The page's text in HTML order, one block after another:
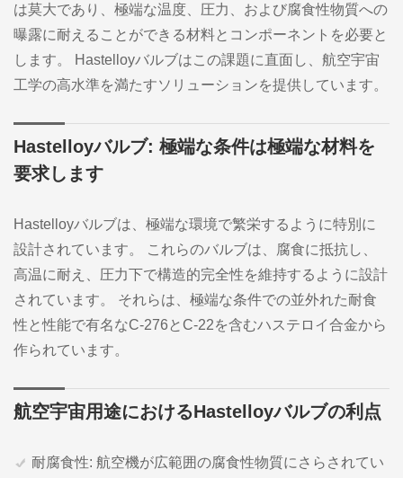
は莫大であり、極端な温度、圧力、および腐食性物質への
曝露に耐えることができる材料とコンポーネントを必要と
します。 Hastelloyバルブはこの課題に直面し、航空宇宙
工学の高水準を満たすソリューションを提供しています。
Hastelloyバルブ: 極端な条件は極端な材料を
要求します
Hastelloyバルブは、極端な環境で繁栄するように特別に
設計されています。 これらのバルブは、腐食に抵抗し、
高温に耐え、圧力下で構造的完全性を維持するように設計
されています。 それらは、極端な条件での並外れた耐食
性と性能で有名なC-276とC-22を含むハステロイ合金から
作られています。
航空宇宙用途におけるHastelloyバルブの利点
耐腐食性: 航空機が広範囲の腐食性物質にさらされてい